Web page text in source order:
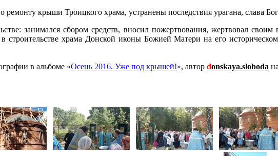
ремонту крыши Троицкого храма, устранены последствия урагана, слава
занимался сбором средств, вносил пожертвования, жертвовал
строительстве храма Донской иконы Божией Матери на его
в альбоме «Осень 2016. Уже под крышей!», автор donskaya.sloboda